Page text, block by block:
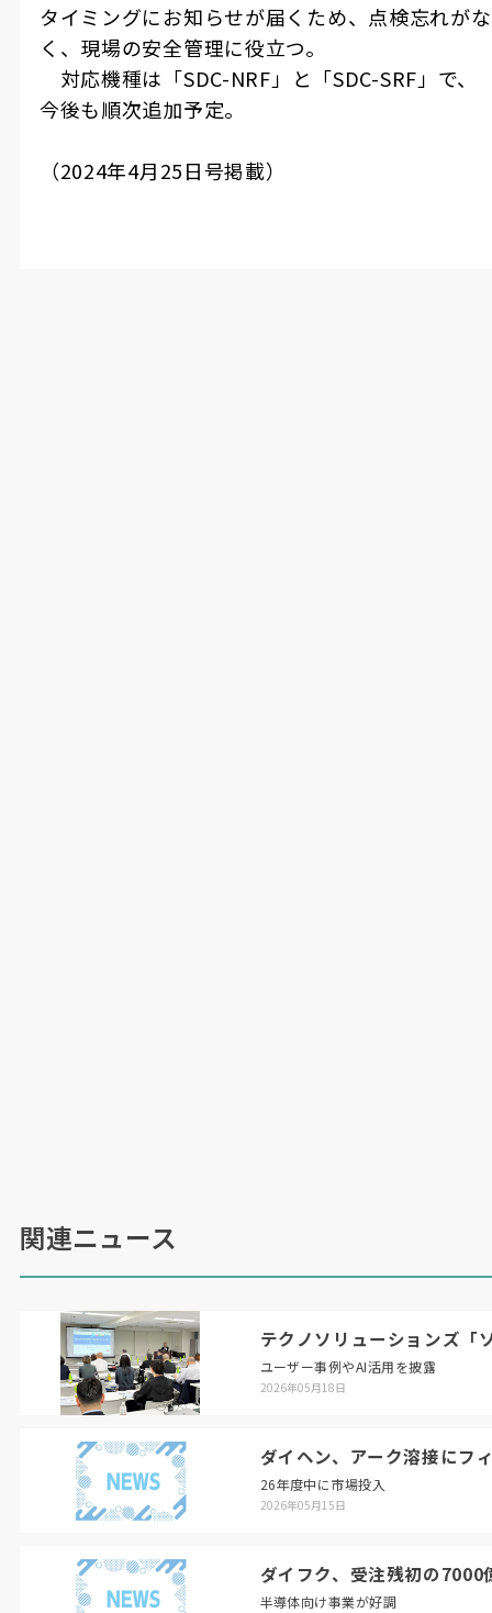
タイミングにお知らせが届くため、点検忘れがな
く、現場の安全管理に役立つ。
対応機種は「SDC-NRF」と「SDC-SRF」で、
今後も順次追加予定。
（2024年4月25日号掲載）
関連ニュース
テクノソリューションズ「
ユーザー事例やAI活用を披露
2026年05月18日
ダイヘン、アーク溶接にフ
26年度中に市場投入
2026年05月15日
ダイフク、受注残初の7000
半導体向け事業が好調